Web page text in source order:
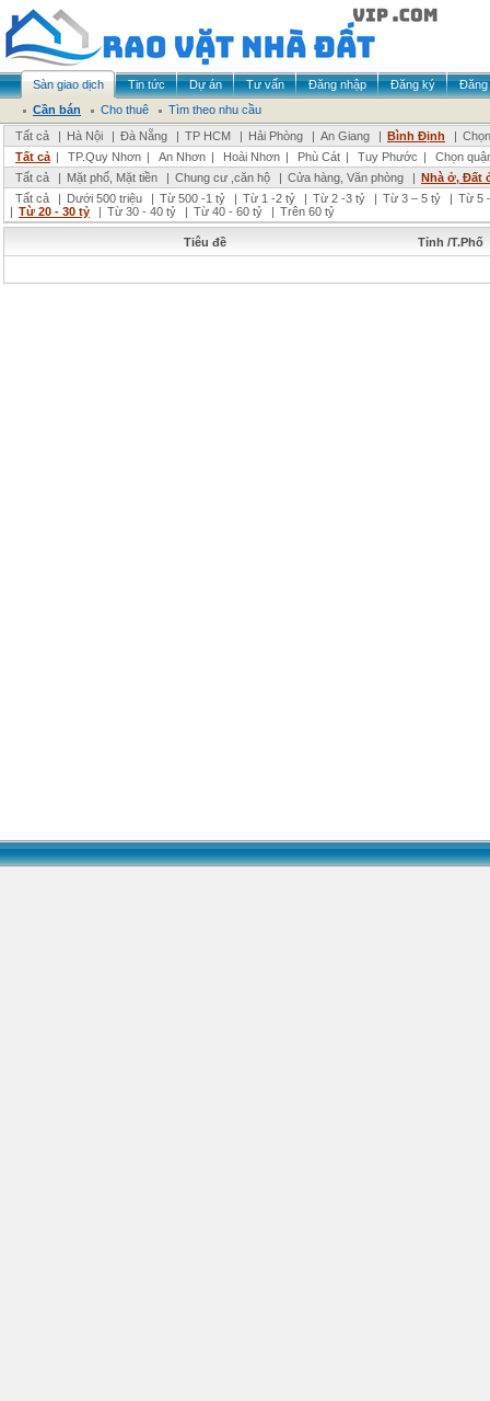
Sàn giao dịch Tin tức Dự án Tư vấn Đăng nhập Đăng ký
Đăng
Cần bán
Cho thuê
Tìm theo nhu cầu
Tất cả
| Hà Nội | Đà Nẵng | TP HCM | Hải Phòng | An Giang | Bình Định |
Tất cả | TP.Quy Nhơn | An Nhơn | Hoài Nhơn | Phù Cát | Tuy Phước |
Chọn
Tất cả
| Mặt phố, Mặt tiền | Chung cư ,căn hộ | Cửa hàng, Văn phòng | Nhà ở, Đất
Tất cả
| Dưới 500 triệu | Từ 500 -1 tỷ | Từ 1 -2 tỷ | Từ 2 -3 tỷ | Từ 3 – 5 tỷ | Từ 5
| Từ 20 - 30 tỷ | Từ 30 - 40 tỷ | Từ 40 - 60 tỷ | Trên 60 tỷ
Tiêu đề Tỉnh /T.Phố